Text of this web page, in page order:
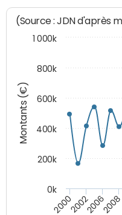
Montants (€)
(Source : JDN d'après
2000200220062008
0k
200k
400k
600k
800k
1 000k